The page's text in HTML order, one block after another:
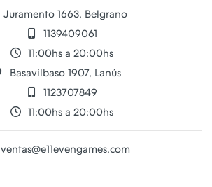
Juramento 1663, Belgrano
1139409061
11:00hs a 20:00hs
Basavilbaso 1907, Lanús
1123707849
11:00hs a 20:00hs
ventas@e11evengames.com